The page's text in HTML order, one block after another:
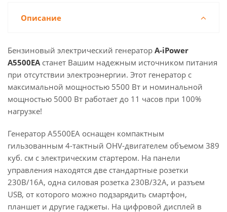
Описание
Бензиновый электрический генератор A-iPower
A5500ЕА станет Вашим надежным источником питания
при отсутствии электроэнергии. Этот генератор с
максимальной мощностью 5500 Вт и номинальной
мощностью 5000 Вт работает до 11 часов при 100%
нагрузке!
Генератор A5500EA оснащен компактным
гильзованным 4-тактный OHV-двигателем объемом 389
куб. см с электрическим стартером. На панели
управления находятся две стандартные розетки
230В/16А, одна силовая розетка 230В/32А, и разъем
USB, от которого можно подзарядить смартфон,
планшет и другие гаджеты. На цифровой дисплей в